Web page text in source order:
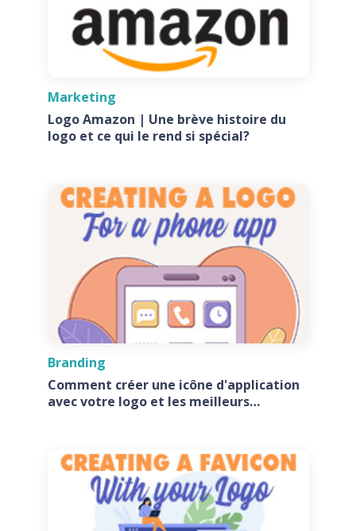
Marketing
Logo Amazon | Une brève histoire du
logo et ce qui le rend si spécial?
Branding
Comment créer une icône d'application
avec votre logo et les meilleurs